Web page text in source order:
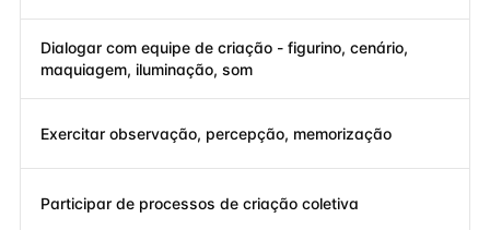
Dialogar com equipe de criação - figurino, cenário,
maquiagem, iluminação, som
Exercitar observação, percepção, memorização
Participar de processos de criação coletiva